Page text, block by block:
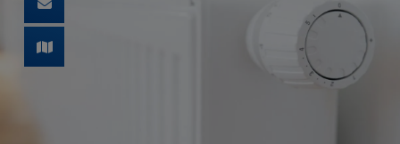
schließen